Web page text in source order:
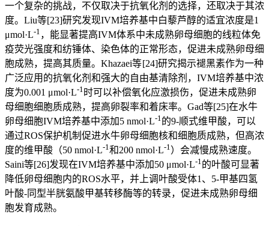
一个复杂的挑战，不仅取决于抗氧化剂的选择，还取决于其浓
度。Liu等[23]研究发现IVM培养基中白藜芦醇的适宜浓度是1
μmol·L-1 ，能显著提高IVM体系中未成熟卵母细胞的线粒体免
疫荧光强度和纺锤体、染色体的正常形态，促进未成熟卵母细
胞成熟，提高其质量。Khazaei等 [24]研究揭示褪黑素作为一种
广泛应用的抗氧化剂和强大的自由基清除剂，IVM培养基中浓
度为0.001 μmol·L-1 时可以补偿氧化应激损伤，促进未成熟卵
母细胞细胞质成熟，提高卵裂率和着床率。Gad等[25]在水牛
卵母细胞IVM培养基中添加5 nmol·L-1 的9-顺式维甲酸，可以
通过ROS保护机制促进水牛卵母细胞核和细胞质成熟，但高浓
度的维甲酸（50 nmol·L-1 和200 nmol·L-1 ）会减慢成熟速度。
Saini等[26]发现在IVM培养基中添加50 μmol·L-1 的叶酸可显著
降低卵母细胞内的ROS水平，并上调叶酸受体1、5-甲基四氢
叶酸-同型半胱氨酸甲基转移酶等的转录，促进未成熟卵母细
胞发育成熟。